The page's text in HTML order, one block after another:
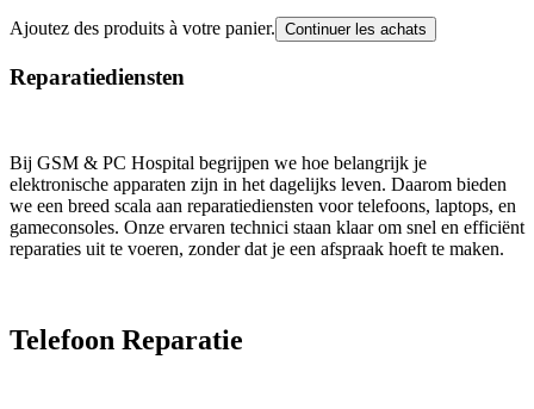
Ajoutez des produits à votre panier. Continuer les achats
Reparatiediensten
Bij GSM & PC Hospital begrijpen we hoe belangrijk je
elektronische apparaten zijn in het dagelijks leven. Daarom bieden
we een breed scala aan reparatiediensten voor telefoons, laptops, en
gameconsoles. Onze ervaren technici staan klaar om snel en efficiënt
reparaties uit te voeren, zonder dat je een afspraak hoeft te maken.
Telefoon Reparatie